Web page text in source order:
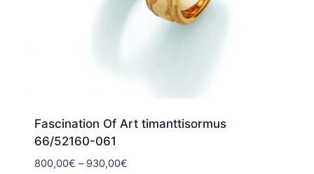
Fascination Of Art timanttisormus
66/52160-061
800,00€ – 930,00€Hintaluokka: